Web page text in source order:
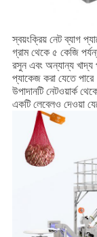
স্বয়ংক্রিয় নেট ব্যাগ
গ্রাম থেকে ৫ কেজি
রসুন এবং অন্যান্য
প্যাকেজ করা যেতে
উপাদানটি নেটওয়ার্ক
একটি লেবেলও দেওয়া